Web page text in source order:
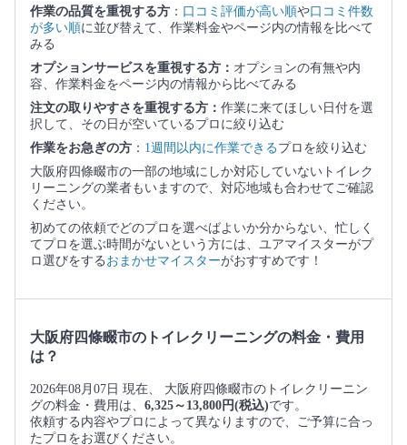
作業の品質を重視する方 ： 口コミ評価が高い順や口コミ件数
が多い順に並び替えて、作業料金やページ内の情報を比べて
みる
オプションサービスを重視する方： オプションの有無や内
容、作業料金をページ内の情報から比べてみる
注文の取りやすさを重視する方： 作業に来てほしい日付を選
択して、その日が空いているプロに絞り込む
作業をお急ぎの方 ： 1週間以内に作業できるプロを絞り込む
大阪府四條畷市の一部の地域にしか対応していないトイレク
リーニングの業者もいますので、対応地域も合わせてご確認
ください。
初めての依頼でどのプロを選べばよいか分からない、忙しく
てプロを選ぶ時間がないという方には、ユアマイスターがプ
ロ選びをする おまかせマイスターがおすすめです！
大阪府四條畷市のトイレクリーニングの料金・費用
は？
2026年08月07日 現在、 大阪府四條畷市のトイレクリーニン
グの料金・費用は、 6,325～13,800円(税込)です。
依頼する内容やプロによって異なりますので、ご予算に合っ
たプロをお選びください。